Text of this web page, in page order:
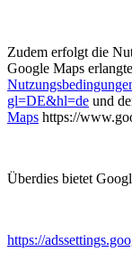
Zudem erfolgt die
Google Maps
gl=DE&hl=de und
Maps https://
Überdies bietet
https://